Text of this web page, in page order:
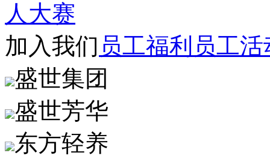
人大赛
加入我们 员工福利 员工活
盛世集团
盛世芳华
东方轻养